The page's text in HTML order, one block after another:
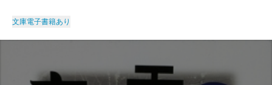
文庫電子書籍あり